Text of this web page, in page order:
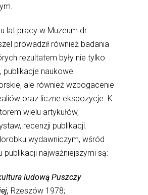
lat pracy w Muzeum dr
prowadził również badania
rezultatem były nie tylko
publikacje naukowe
ale również wzbogacenie
oraz liczne ekspozycje. K.
wielu artykułów,
recenzji publikacji.
wydawniczym, wśród
publikacji najważniejszymi są:
ludową Puszczy
Rzeszów 1978;